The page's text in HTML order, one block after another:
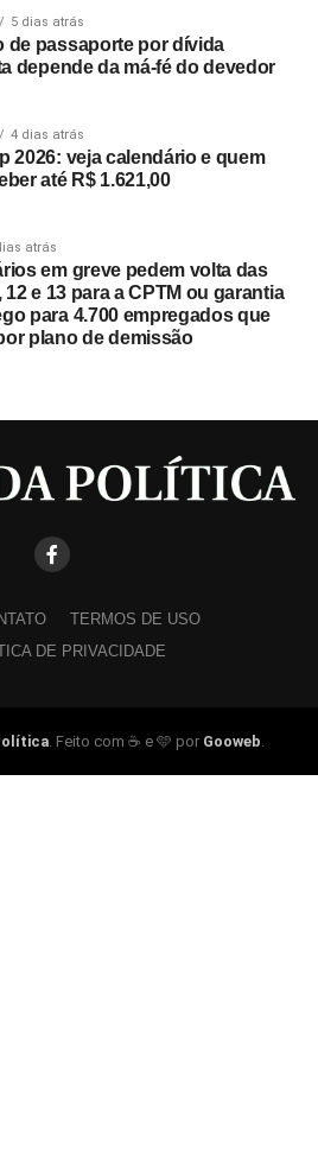
5 dias atrás
de passaporte por dívida
depende da má-fé do devedor
4 dias atrás
2026: veja calendário e quem
até R$ 1.621,00
atrás
em greve pedem volta das
12 e 13 para a CPTM ou garantia
para 4.700 empregados que
plano de demissão
TERMOS DE USO
DE PRIVACIDADE
. Feito com ☕ e 🩵 por Gooweb